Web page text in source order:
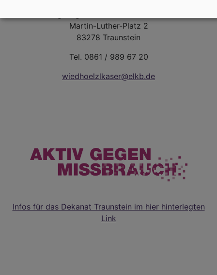
Martin-Luther-Platz 2
83278 Traunstein
Tel. 0861 / 989 67 20
wiedhoelzlkaser@elkb.de
Infos für das Dekanat Traunstein im hier hinterlegten
Link